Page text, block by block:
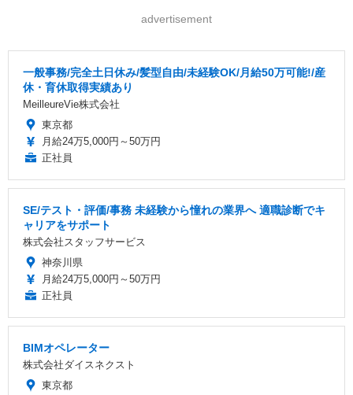
advertisement
一般事務/完全土日休み/髪型自由/未経験OK/月給50万可能!/産
休・育休取得実績あり
MeilleureVie株式会社
東京都
月給24万5,000円～50万円
正社員
SE/テスト・評価/事務 未経験から憧れの業界へ 適職診断でキ
ャリアをサポート
株式会社スタッフサービス
神奈川県
月給24万5,000円～50万円
正社員
BIMオペレーター
株式会社ダイスネクスト
東京都